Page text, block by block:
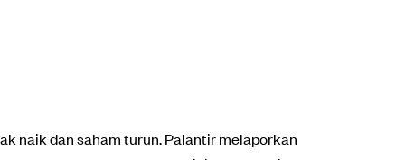
naik dan saham turun. Palantir melaporkan